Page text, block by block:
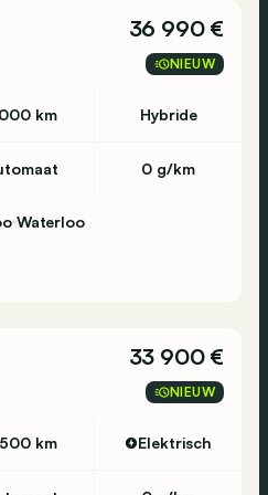
moyenne (WLTP):
Garantie 12 mnd
36 990 €
NIEUW
km Hybride
0 g/km
Waterloo
33 900 €
NIEUW
km Elektrisch